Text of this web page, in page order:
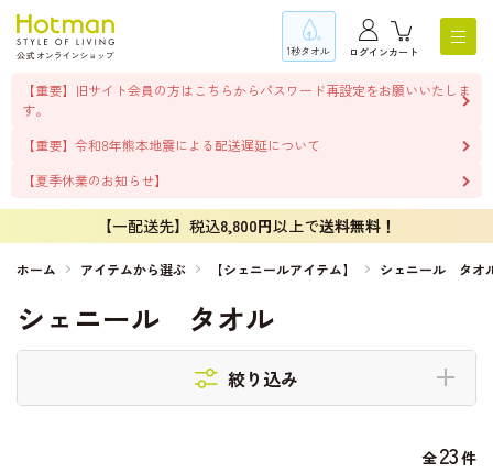
1秒タオル ログインカート
【重要】旧サイト会員の方はこちらからパスワード再設定をお願いいたしま
す。
【重要】令和8年熊本地震による配送遅延について
【夏季休業のお知らせ】
【一配送先】税込8,800円以上で送料無料！
ホーム アイテムから選ぶ 【シェニールアイテム】 シェニール タオ
シェニール タオル
絞り込み
全23件